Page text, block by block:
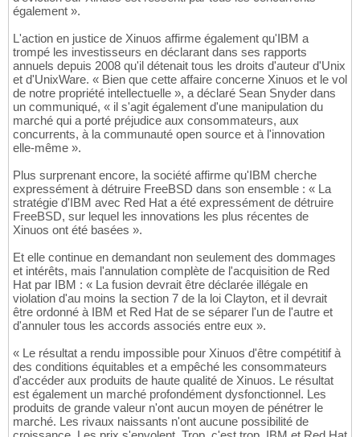
également ».
L'action en justice de Xinuos affirme également qu'IBM a
trompé les investisseurs en déclarant dans ses rapports
annuels depuis 2008 qu'il détenait tous les droits d'auteur d'Unix
et d'UnixWare. « Bien que cette affaire concerne Xinuos et le vol
de notre propriété intellectuelle », a déclaré Sean Snyder dans
un communiqué, « il s'agit également d'une manipulation du
marché qui a porté préjudice aux consommateurs, aux
concurrents, à la communauté open source et à l'innovation
elle-même ».
Plus surprenant encore, la société affirme qu'IBM cherche
expressément à détruire FreeBSD dans son ensemble : « La
stratégie d'IBM avec Red Hat a été expressément de détruire
FreeBSD, sur lequel les innovations les plus récentes de
Xinuos ont été basées ».
Et elle continue en demandant non seulement des dommages
et intérêts, mais l'annulation complète de l'acquisition de Red
Hat par IBM : « La fusion devrait être déclarée illégale en
violation d'au moins la section 7 de la loi Clayton, et il devrait
être ordonné à IBM et Red Hat de se séparer l'un de l'autre et
d'annuler tous les accords associés entre eux ».
« Le résultat a rendu impossible pour Xinuos d'être compétitif à
des conditions équitables et a empêché les consommateurs
d'accéder aux produits de haute qualité de Xinuos. Le résultat
est également un marché profondément dysfonctionnel. Les
produits de grande valeur n'ont aucun moyen de pénétrer le
marché. Les rivaux naissants n'ont aucune possibilité de